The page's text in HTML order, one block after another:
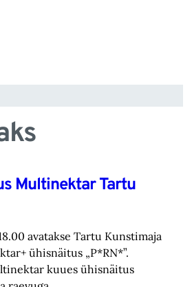
Multinektar Tartu
avatakse Tartu Kunstimaja
ühisnäitus „P*RN*”.
kuues ühisnäitus